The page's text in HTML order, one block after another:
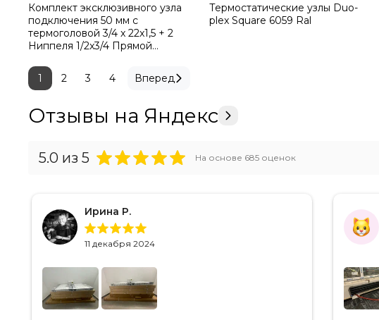
Комплект эксклюзивного узла
подключения 50 мм с
термоголовой 3/4 x 22x1,5 + 2
Ниппеля 1/2x3/4 Прямой
Термостатические узлы Duo-
plex Square 6059 Ral
1 2 3 4 Вперед
Отзывы на Яндекс
5.0 из 5 На основе 685 оценок
Ирина Р.
11 декабря 2024